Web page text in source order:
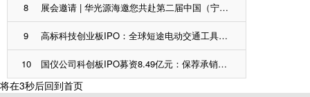
8 展会邀请 | 华光源海邀您共赴第二届中国（宁波）国际物流与供应链博览会，展位号：T01
9 高标科技创业板IPO：全球短途电动交通工具运动控制器市占率20.7%居第一 客户包括雅迪、爱玛等
10 国仪公司科创板IPO募资8.49亿元：保荐承销费约9170万元，保代桂程、梁凯或可拿奖金
将在3秒后回到首页